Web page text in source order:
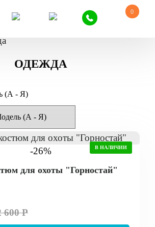
0
ОДЕЖДА
-26% В НАЛИЧИИ
для охоты "Горностай"
600 Р